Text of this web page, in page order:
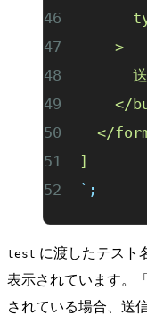
    >
</
</
]
` ;
test に渡したテスト
表示されています。
されている場合、送